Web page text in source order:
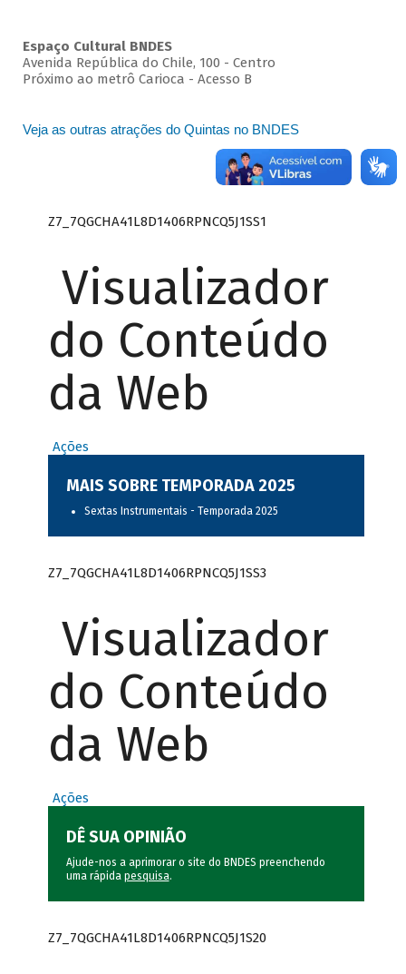
Espaço Cultural BNDES
Avenida República do Chile, 100 - Centro
Próximo ao metrô Carioca - Acesso B
Veja as outras atrações do Quintas no BNDES
Z7_7QGCHA41L8D1406RPNCQ5J1SS1
Visualizador
do Conteúdo
da Web
Ações
MAIS SOBRE TEMPORADA 2025
Sextas Instrumentais - Temporada 2025
Z7_7QGCHA41L8D1406RPNCQ5J1SS3
Visualizador
do Conteúdo
da Web
Ações
DÊ SUA OPINIÃO
Ajude-nos a aprimorar o site do BNDES preenchendo
uma rápida pesquisa.
Z7_7QGCHA41L8D1406RPNCQ5J1S20